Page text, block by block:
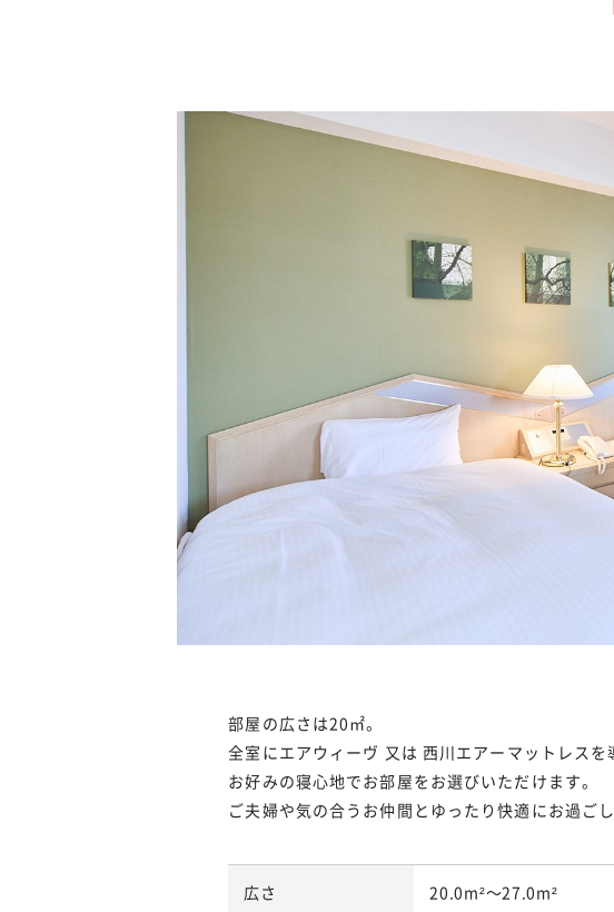
部屋の広さは20㎡。
全室にエアウィーヴ 又は 西川エアーマットレスを
お好みの寝心地でお部屋をお選びいただけます。
ご夫婦や気の合うお仲間とゆったり快適にお過ごし
広さ 20.0m²～27.0m²